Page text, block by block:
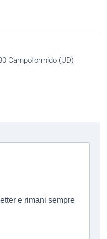
Campoformido (UD)